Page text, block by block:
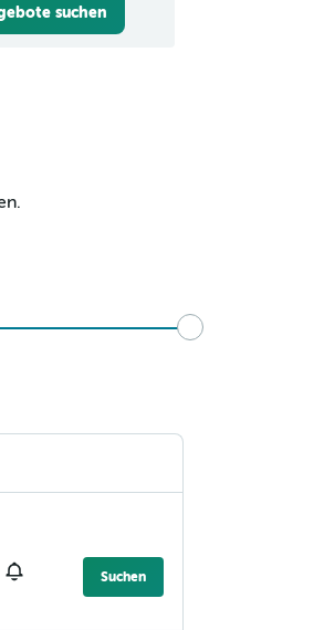
suchen
Suchen